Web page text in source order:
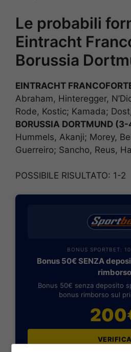
Le probabili
Eintracht
Borussia
EINTRACHT
Abraham, Hinteregger,
Rode, Kostic; Kamada;
BORUSSIA DORTMUND
Hummels, Akanji; Morey,
Guerreiro; Sancho, Reus,
POSSIBILE RISULTATO: 1-2
BONUS SPORTBET:
Bonus 50€ SENZA
rimborso
Bonus 50€ senza deposito
bonus rimborso sul
VERIFICA